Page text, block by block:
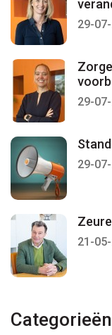
29-
29-
29-
21-
Categorieën